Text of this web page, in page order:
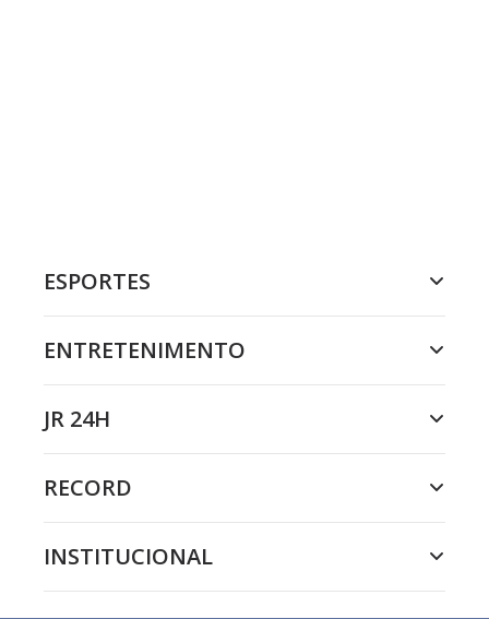
ESPORTES
ENTRETENIMENTO
JR 24H
RECORD
INSTITUCIONAL